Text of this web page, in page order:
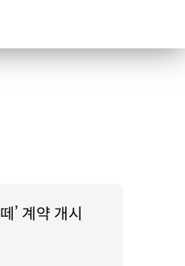
’ 계약 개시